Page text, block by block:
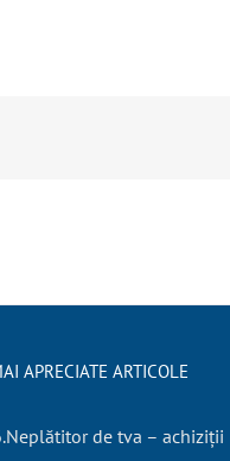
APRECIATE ARTICOLE
de tva – achiziții